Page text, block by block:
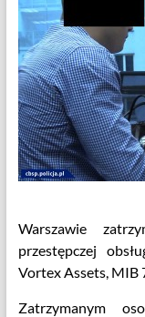
Warszawie
przestępczej
Vortex Assets, MIB
Zatrzymanym